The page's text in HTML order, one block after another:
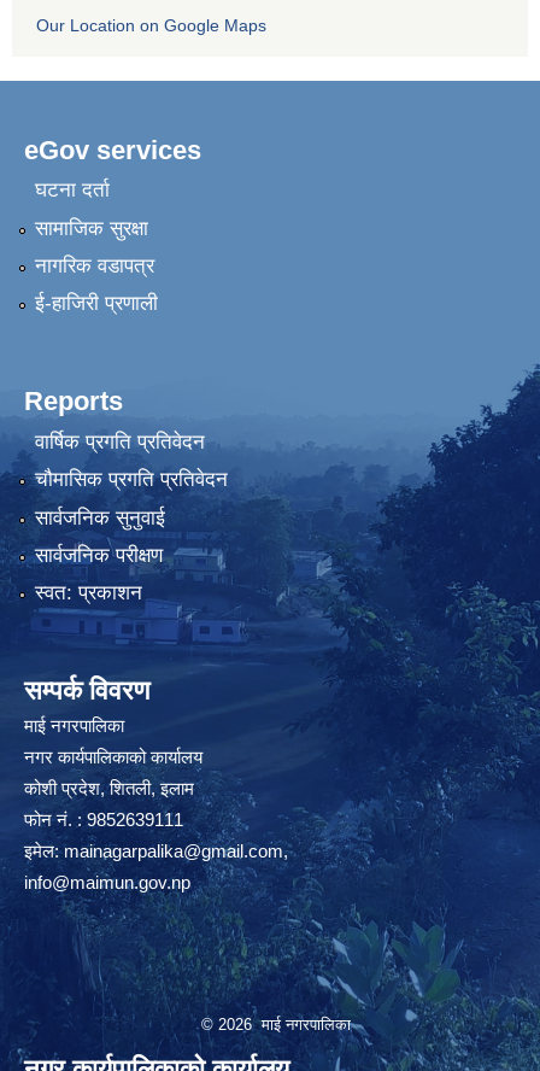
Our Location on Google Maps
eGov services
घटना दर्ता
सामाजिक सुरक्षा
नागरिक वडापत्र
ई-हाजिरी प्रणाली
Reports
वार्षिक प्रगति प्रतिवेदन
चौमासिक प्रगति प्रतिवेदन
सार्वजनिक सुनुवाई
सार्वजनिक परीक्षण
स्वत: प्रकाशन
सम्पर्क विवरण
माई नगरपालिका
नगर कार्यपालिकाको कार्यालय
कोशी प्रदेश, शितली, इलाम
फोन नं. : 9852639111
इमेल:mainagarpalika@gmail.com,
info@maimun.gov.np
© 2026 माई नगरपालिका